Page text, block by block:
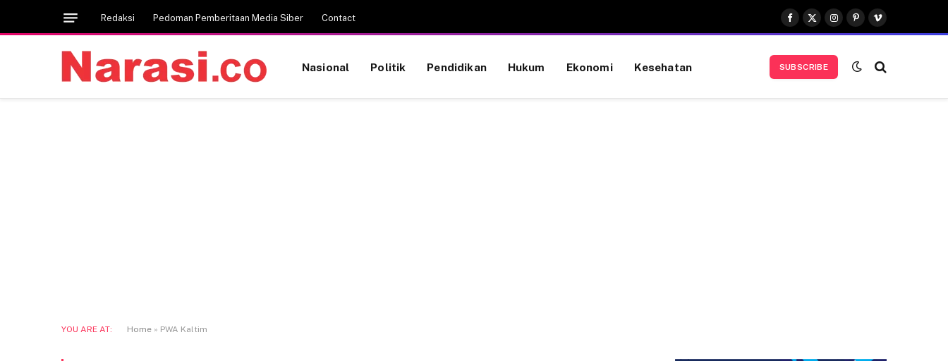
Redaksi Pedoman Pemberitaan Media Siber Contact
Facebook
X
(Twitter)
Instagram
Pinterest
Vimeo
Nasional Politik Pendidikan Hukum Ekonomi Kesehatan SUBSCRIBE
YOU ARE AT: Home » PWA Kaltim